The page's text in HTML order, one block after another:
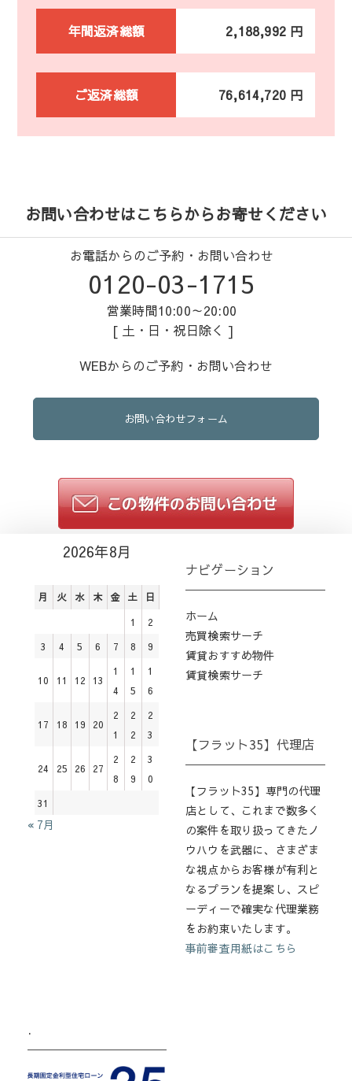
年間返済総額 2,188,992 円
ご返済総額 76,614,720 円
お問い合わせはこちらからお寄せください
お電話からのご予約・お問い合わせ
0120-03-1715
営業時間10:00～20:00
[ 土・日・祝日除く ]
WEBからのご予約・お問い合わせ
お問い合わせフォーム
2026年8月
月 火 水 木 金 土 日
1
2
3
4 5 6 7 8 9
10 11 12 13
1
4
1
5
1
6
17 18 19 20
2
1
2
2
2
3
24 25 26 27
2
8
2
9
3
0
31
« 7月
ナビゲーション
ホーム
売買検索サーチ
賃貸おすすめ物件
賃貸検索サーチ
【フラット35】代理店
【フラット35】専門の代理
店として、これまで数多く
の案件を取り扱ってきたノ
ウハウを武器に、さまざま
な視点からお客様が有利と
なるプランを提案し、スピ
ーディーで確実な代理業務
をお約束いたします。
事前審査用紙はこちら
.